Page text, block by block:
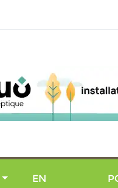
EN